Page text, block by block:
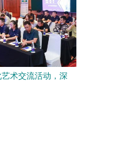
术交流活动，深